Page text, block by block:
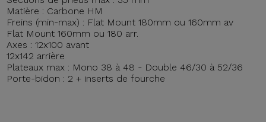
Matière : Carbone HM
Freins (min-max) : Flat Mount 180mm ou 160mm av
Flat Mount 160mm ou 180 arr.
Axes : 12x100 avant
12x142 arrière
Plateaux max : Mono 38 à 48 - Double 46/30 à 52/36
Porte-bidon : 2 + inserts de fourche